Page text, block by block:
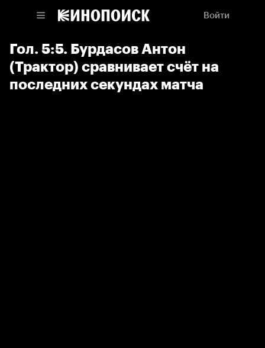
Войти
Гол. 5:5. Бурдасов Антон
(Трактор) сравнивает счёт на
последних секундах матча